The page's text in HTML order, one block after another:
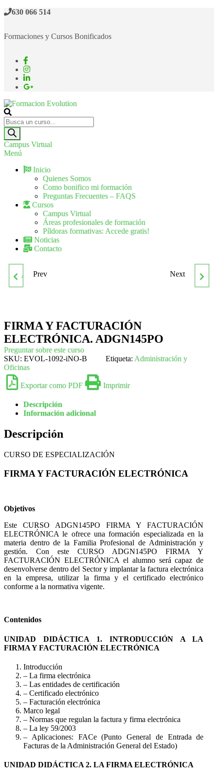
630 066 514
Formaciones y Cursos Bonificados
Formacion Evolution
Cursos de formación continua
Campus Virtual
Menú
Inicio
Quienes Somos
Como bonifico mi formación
Preguntas Frecuentes – FAQS
Cursos
Campus Virtual
Áreas profesionales de formación
Píldoras formativas: Accede gratis!
Noticias
Contacto
ADGN132PO DETECCIÓN,
DEL FRAUDE
Prev AGAN001PO BIENESTAR
TRANSPORTE DE
Next
FIRMA Y FACTURACIÓN
ELECTRÓNICA. ADGN145PO
Preguntar sobre este curso
SKU: EVOL-1092-iNO-B Etiqueta: Administración y
Oficinas
Exportar como PDF Imprimir
Descripción
Información adicional
Descripción
CURSO DE ESPECIALIZACIÓN
FIRMA Y FACTURACIÓN ELECTRÓNICA
Objetivos
Este CURSO ADGN145PO FIRMA Y FACTURACIÓN
ELECTRÓNICA le ofrece una formación especializada en la
materia dentro de la Familia Profesional de Administración y
gestión. Con este CURSO ADGN145PO FIRMA Y
FACTURACIÓN ELECTRÓNICA el alumno será capaz de
desenvolverse dentro del Sector y implantar la factura electrónica
en la empresa, utilizar la firma y el certificado electrónico
conforme a la normativa vigente.
Contenidos
UNIDAD DIDÁCTICA 1. INTRODUCCIÓN A LA
FIRMA Y FACTURACIÓN ELECTRÓNICA
Introducción
– La firma electrónica
– Las entidades de certificación
– Certificado electrónico
– Facturación electrónica
Marco legal
– Normas que regulan la factura y firma electrónica
– La ley 59/2003
– Aplicaciones: FACe (Punto General de Entrada de
Facturas de la Administración General del Estado)
UNIDAD DIDÁCTICA 2. LA FIRMA ELECTRÓNICA